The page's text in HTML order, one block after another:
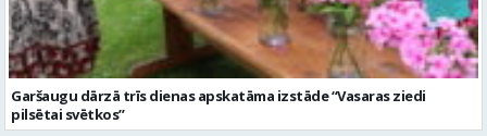
Garšaugu dārzā trīs dienas apskatāma izstāde “Vasaras ziedi
pilsētai svētkos”